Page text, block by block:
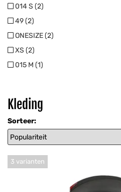
014 S (2)
49 (2)
ONESIZE (2)
XS (2)
015 M (1)
Kleding
Sorteer:
3 varianten